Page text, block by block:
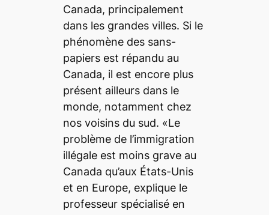
Canada, principalement
dans les grandes villes. Si le
phénomène des sans-
papiers est répandu au
Canada, il est encore plus
présent ailleurs dans le
monde, notamment chez
nos voisins du sud. «Le
problème de l’immigration
illégale est moins grave au
Canada qu’aux États-Unis
et en Europe, explique le
professeur spécialisé en